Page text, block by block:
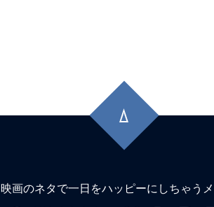
頭
に
映画のネタで一日をハッピーにしちゃう